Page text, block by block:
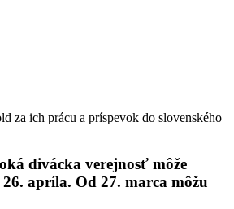
za ich prácu a príspevok do slovenského
divácka verejnosť môže
apríla. Od 27. marca môžu